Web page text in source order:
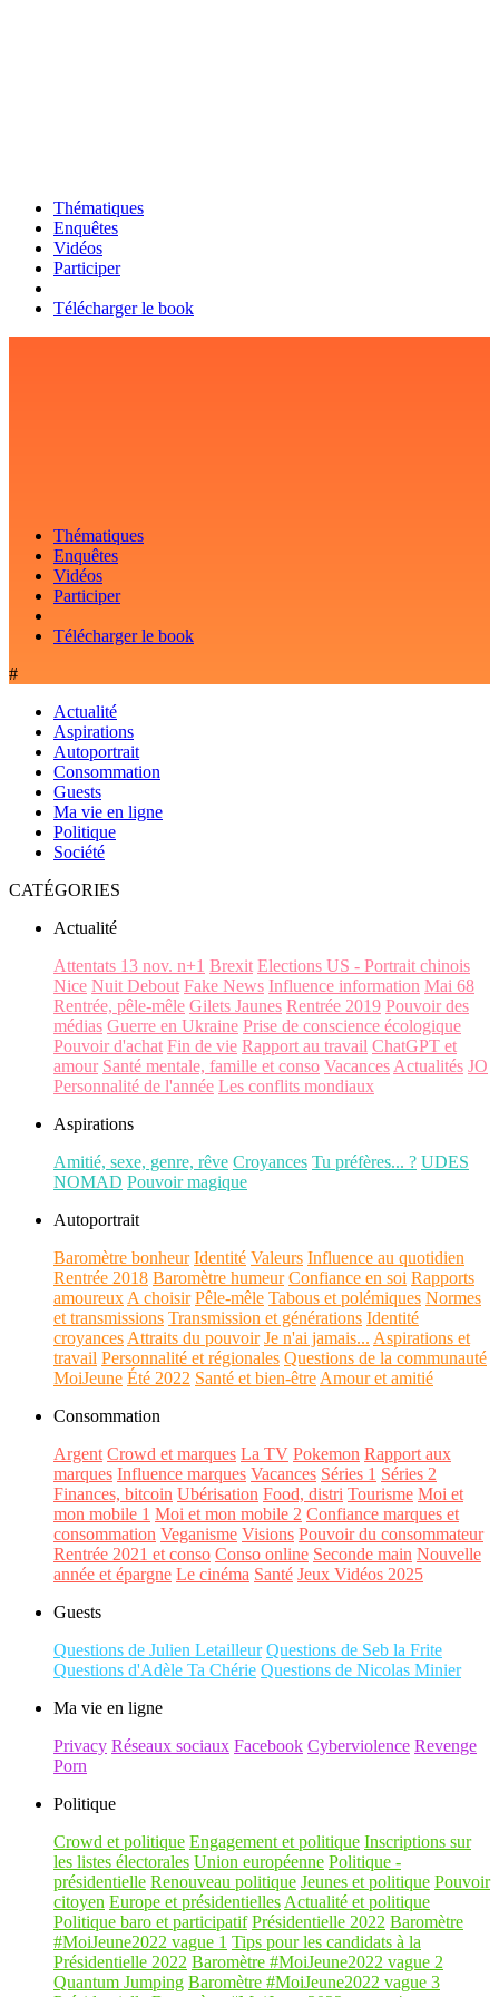
Thématiques
Enquêtes
Vidéos
Participer
Télécharger le book
Thématiques
Enquêtes
Vidéos
Participer
Télécharger le book
#
Actualité
Aspirations
Autoportrait
Consommation
Guests
Ma vie en ligne
Politique
Société
CATÉGORIES
Actualité
Attentats 13 nov. n+1 Brexit Elections US - Portrait chinois
Nice Nuit Debout Fake News Influence information Mai 68
Rentrée, pêle-mêle Gilets Jaunes Rentrée 2019 Pouvoir des
médias Guerre en Ukraine Prise de conscience écologique
Pouvoir d'achat Fin de vie Rapport au travail ChatGPT et
amour Santé mentale, famille et conso Vacances Actualités JO
Personnalité de l'année Les conflits mondiaux
Aspirations
Amitié, sexe, genre, rêve Croyances Tu préfères... ? UDES
NOMAD Pouvoir magique
Autoportrait
Baromètre bonheur Identité Valeurs Influence au quotidien
Rentrée 2018 Baromètre humeur Confiance en soi Rapports
amoureux A choisir Pêle-mêle Tabous et polémiques Normes
et transmissions Transmission et générations Identité
croyances Attraits du pouvoir Je n'ai jamais... Aspirations et
travail Personnalité et régionales Questions de la communauté
MoiJeune Été 2022 Santé et bien-être Amour et amitié
Consommation
Argent Crowd et marques La TV Pokemon Rapport aux
marques Influence marques Vacances Séries 1 Séries 2
Finances, bitcoin Ubérisation Food, distri Tourisme Moi et
mon mobile 1 Moi et mon mobile 2 Confiance marques et
consommation Veganisme Visions Pouvoir du consommateur
Rentrée 2021 et conso Conso online Seconde main Nouvelle
année et épargne Le cinéma Santé Jeux Vidéos 2025
Guests
Questions de Julien Letailleur Questions de Seb la Frite
Questions d'Adèle Ta Chérie Questions de Nicolas Minier
Ma vie en ligne
Privacy Réseaux sociaux Facebook Cyberviolence Revenge
Porn
Politique
Crowd et politique Engagement et politique Inscriptions sur
les listes électorales Union européenne Politique -
présidentielle Renouveau politique Jeunes et politique Pouvoir
citoyen Europe et présidentielles Actualité et politique
Politique baro et participatif Présidentielle 2022 Baromètre
#MoiJeune2022 vague 1 Tips pour les candidats à la
Présidentielle 2022 Baromètre #MoiJeune2022 vague 2
Quantum Jumping Baromètre #MoiJeune2022 vague 3